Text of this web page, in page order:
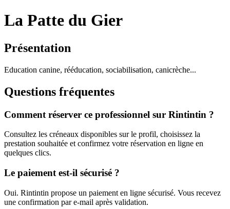
La Patte du Gier
Présentation
Education canine, rééducation, sociabilisation, canicrèche...
Questions fréquentes
Comment réserver ce professionnel sur Rintintin ?
Consultez les créneaux disponibles sur le profil, choisissez la
prestation souhaitée et confirmez votre réservation en ligne en
quelques clics.
Le paiement est-il sécurisé ?
Oui. Rintintin propose un paiement en ligne sécurisé. Vous recevez
une confirmation par e-mail après validation.